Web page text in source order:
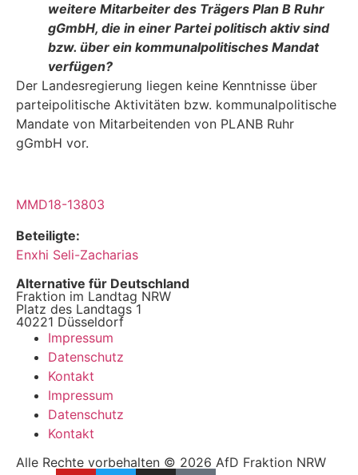
weitere Mitarbeiter des Trägers Plan B Ruhr
gGmbH, die in einer Partei politisch aktiv sind
bzw. über ein kommunalpo­litisches Mandat
verfügen?
Der Landesregierung liegen keine Kenntnisse über
parteipolitische Aktivitäten bzw. kommu­nalpolitische
Mandate von Mitarbeitenden von PLANB Ruhr
gGmbH vor.
MMD18-13803
Beteiligte:
Enxhi Seli-Zacharias
Alternative für Deutschland
Fraktion im Landtag NRW
Platz des Landtags 1
40221 Düsseldorf
Impressum
Datenschutz
Kontakt
Impressum
Datenschutz
Kontakt
Alle Rechte vorbehalten © 2026 AfD Fraktion NRW